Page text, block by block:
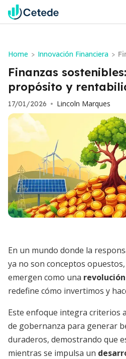
Home > Innovación Financiera >
Finanzas
propósito y
17/01/2026 • Lincoln Marques
En un mundo donde la
ya no son conceptos
emergen como una
redefine cómo invertimos y
Este enfoque integra criterios
de gobernanza para generar
duraderos, demostrando que
mientras se impulsa un